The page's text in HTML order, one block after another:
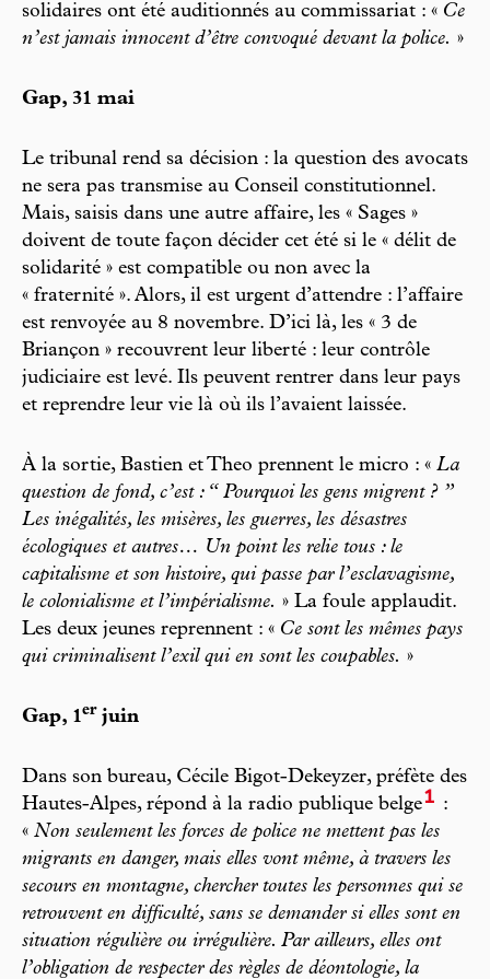
solidaires ont été auditionnés au commissariat : « Ce
n’est jamais innocent d’être convoqué devant la police. »
Gap, 31 mai
Le tribunal rend sa décision : la question des avocats
ne sera pas transmise au Conseil constitutionnel.
Mais, saisis dans une autre affaire, les « Sages »
doivent de toute façon décider cet été si le « délit de
solidarité » est compatible ou non avec la
« fraternité ». Alors, il est urgent d’attendre : l’affaire
est renvoyée au 8 novembre. D’ici là, les « 3 de
Briançon » recouvrent leur liberté : leur contrôle
judiciaire est levé. Ils peuvent rentrer dans leur pays
et reprendre leur vie là où ils l’avaient laissée.
À la sortie, Bastien et Theo prennent le micro : « La
question de fond, c’est : “ Pourquoi les gens migrent ? ”
Les inégalités, les misères, les guerres, les désastres
écologiques et autres… Un point les relie tous : le
capitalisme et son histoire, qui passe par l’esclavagisme,
le colonialisme et l’impérialisme. » La foule applaudit.
Les deux jeunes reprennent : « Ce sont les mêmes pays
qui criminalisent l’exil qui en sont les coupables. »
Gap, 1er juin
Dans son bureau, Cécile Bigot-Dekeyzer, préfète des
Hautes-Alpes, répond à la radio publique belge1 :
« Non seulement les forces de police ne mettent pas les
migrants en danger, mais elles vont même, à travers les
secours en montagne, chercher toutes les personnes qui se
retrouvent en difficulté, sans se demander si elles sont en
situation régulière ou irrégulière. Par ailleurs, elles ont
l’obligation de respecter des règles de déontologie, la